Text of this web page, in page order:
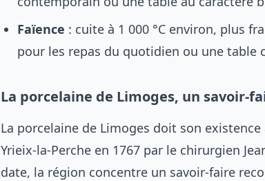
Faïence : cuite à 1 000 °C environ, plus
pour les repas du quotidien ou une table
La porcelaine de Limoges, un savoir-
La porcelaine de Limoges doit son
Yrieix-la-Perche en 1767 par le chirurgien
date, la région concentre un savoir-faire